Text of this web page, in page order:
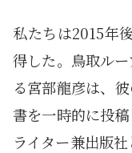
私たちは2015年
得した。鳥取ル
る宮部龍彦は、
書を一時的に投
ライター兼出版